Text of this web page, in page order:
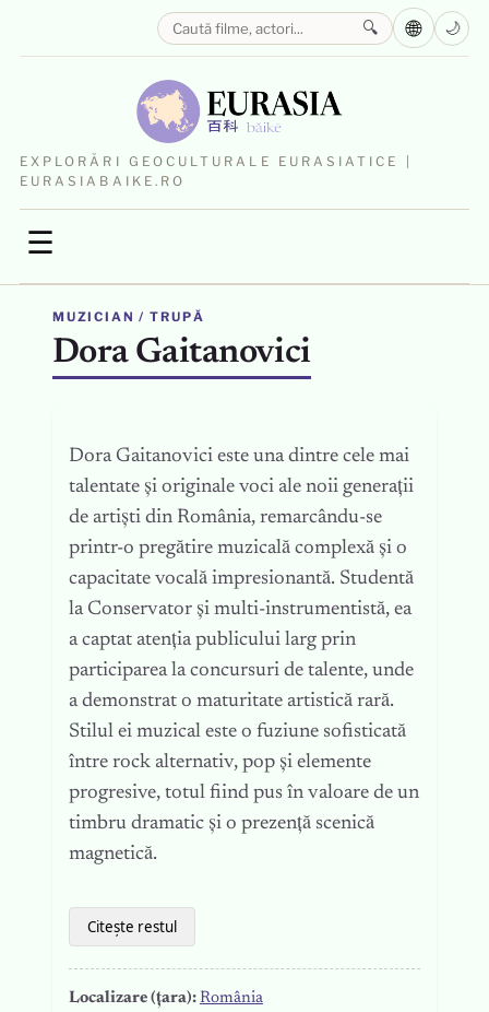
EXPLORĂRI GEOCULTURALE EURASIATICE |
EURASIABAIKE.RO
☰
🔍 🌐 🌙
MUZICIAN / TRUPĂ
Dora Gaitanovici
Dora Gaitanovici este una dintre cele mai
talentate și originale voci ale noii generații
de artiști din România, remarcându-se
printr-o pregătire muzicală complexă și o
capacitate vocală impresionantă. Studentă
la Conservator și multi-instrumentistă, ea
a captat atenția publicului larg prin
participarea la concursuri de talente, unde
a demonstrat o maturitate artistică rară.
Stilul ei muzical este o fuziune sofisticată
între rock alternativ, pop și elemente
progresive, totul fiind pus în valoare de un
timbru dramatic și o prezență scenică
magnetică.
Citește restul
Localizare (țara): România